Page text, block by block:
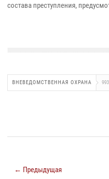
состава преступления,
ВНЕВЕДОМСТВЕННАЯ ОХРАНА 993
← Предыдущая